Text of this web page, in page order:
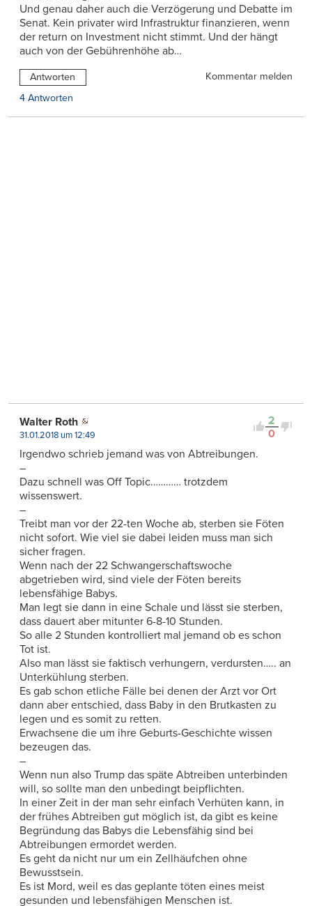
Und genau daher auch die Verzögerung und Debatte im
Senat. Kein privater wird Infrastruktur finanzieren, wenn
der return on Investment nicht stimmt. Und der hängt
auch von der Gebührenhöhe ab…
Antworten
Kommentar melden
4 Antworten
2
0
Walter Roth
31.01.2018 um 12:49
Irgendwo schrieb jemand was von Abtreibungen.
–
Dazu schnell was Off Topic………… trotzdem
wissenswert.
–
Treibt man vor der 22-ten Woche ab, sterben sie Föten
nicht sofort. Wie viel sie dabei leiden muss man sich
sicher fragen.
Wenn nach der 22 Schwangerschaftswoche
abgetrieben wird, sind viele der Föten bereits
lebensfähige Babys.
Man legt sie dann in eine Schale und lässt sie sterben,
dass dauert aber mitunter 6-8-10 Stunden.
So alle 2 Stunden kontrolliert mal jemand ob es schon
Tot ist.
Also man lässt sie faktisch verhungern, verdursten….. an
Unterkühlung sterben.
Es gab schon etliche Fälle bei denen der Arzt vor Ort
dann aber entschied, dass Baby in den Brutkasten zu
legen und es somit zu retten.
Erwachsene die um ihre Geburts-Geschichte wissen
bezeugen das.
–
Wenn nun also Trump das späte Abtreiben unterbinden
will, so sollte man den unbedingt beipflichten.
In einer Zeit in der man sehr einfach Verhüten kann, in
der frühes Abtreiben gut möglich ist, da gibt es keine
Begründung das Babys die Lebensfähig sind bei
Abtreibungen ermordet werden.
Es geht da nicht nur um ein Zellhäufchen ohne
Bewusstsein.
Es ist Mord, weil es das geplante töten eines meist
gesunden und lebensfähigen Menschen ist.